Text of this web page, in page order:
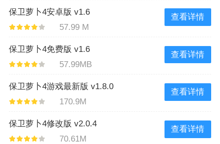
保卫萝卜4安卓版 v1.6
57.99 M
查看详情
保卫萝卜4免费版 v1.6
57.99MB
查看详情
保卫萝卜4游戏最新版 v1.8.0
170.9M
查看详情
保卫萝卜4修改版 v2.0.4
70.61M
查看详情